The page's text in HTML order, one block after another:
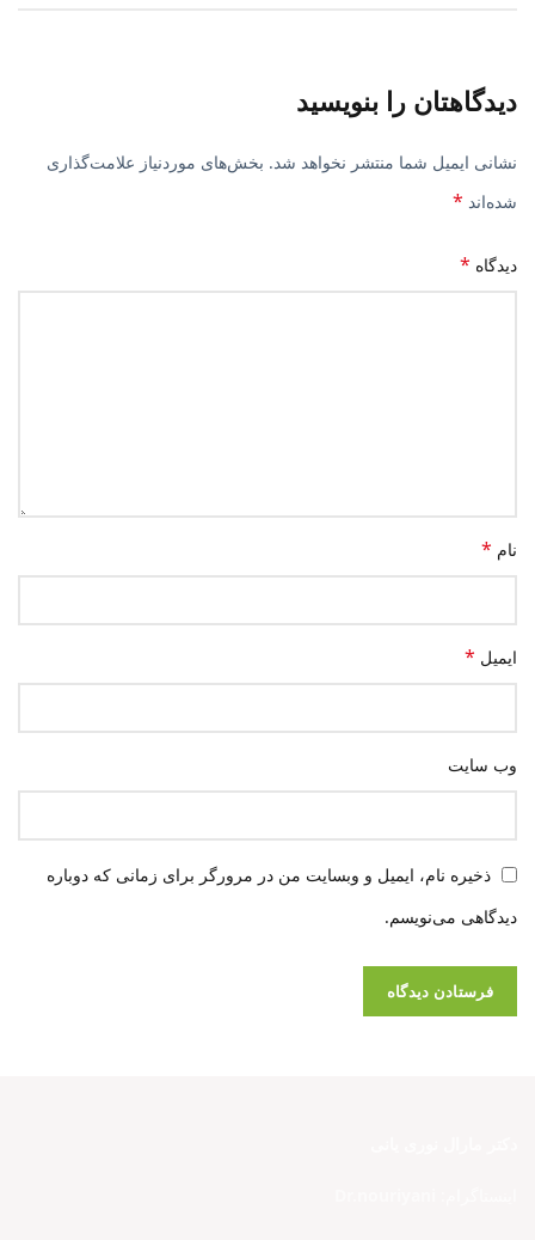
دیدگاهتان را بنویسید
نشانی ایمیل شما منتشر نخواهد شد. بخش‌های موردنیاز علامت‌گذاری
شده‌اند *
دیدگاه *
نام *
ایمیل *
وب‌ سایت
ذخیره نام، ایمیل و وبسایت من در مرورگر برای زمانی که دوباره
دیدگاهی می‌نویسم.